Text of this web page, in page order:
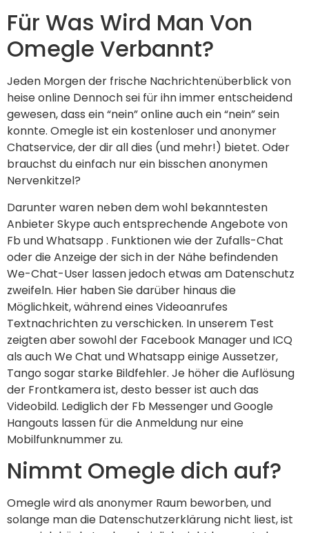
Für Was Wird Man Von
Omegle Verbannt?
Jeden Morgen der frische Nachrichtenüberblick von
heise online Dennoch sei für ihn immer entscheidend
gewesen, dass ein “nein” online auch ein “nein” sein
konnte. Omegle ist ein kostenloser und anonymer
Chatservice, der dir all dies (und mehr!) bietet. Oder
brauchst du einfach nur ein bisschen anonymen
Nervenkitzel?
Darunter waren neben dem wohl bekanntesten
Anbieter Skype auch entsprechende Angebote von
Fb und Whatsapp . Funktionen wie der Zufalls-Chat
oder die Anzeige der sich in der Nähe befindenden
We-Chat-User lassen jedoch etwas am Datenschutz
zweifeln. Hier haben Sie darüber hinaus die
Möglichkeit, während eines Videoanrufes
Textnachrichten zu verschicken. In unserem Test
zeigten aber sowohl der Facebook Manager und ICQ
als auch We Chat und Whatsapp einige Aussetzer,
Tango sogar starke Bildfehler. Je höher die Auflösung
der Frontkamera ist, desto besser ist auch das
Videobild. Lediglich der Fb Messenger und Google
Hangouts lassen für die Anmeldung nur eine
Mobilfunknummer zu.
Nimmt Omegle dich auf?
Omegle wird als anonymer Raum beworben, und
solange man die Datenschutzerklärung nicht liest, ist